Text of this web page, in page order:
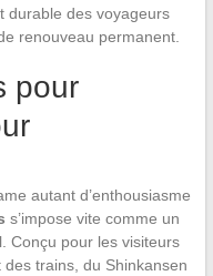
durable des voyageurs
renouveau permanent.
pour
autant d’enthousiasme
s’impose vite comme un
Conçu pour les visiteurs
trains, du Shinkansen